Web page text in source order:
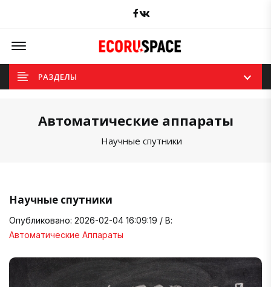
Facebook
Offcanvas Menu Open
РАЗДЕЛЫ
Автоматические аппараты
Научные спутники
Научные спутники
Опубликовано: 2026-02-04 16:09:19 / В:
Автоматические Аппараты